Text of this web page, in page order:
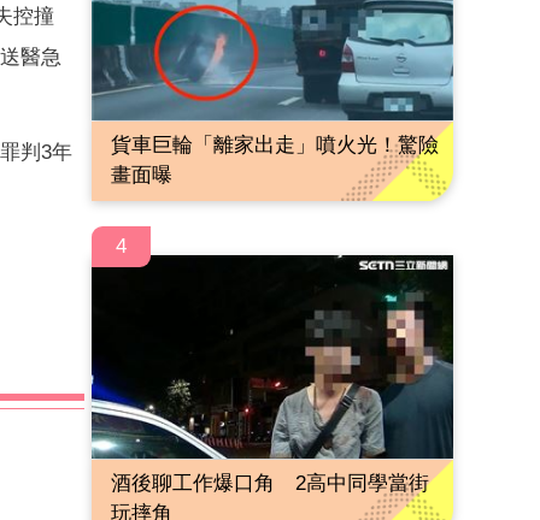
控撞
醫急
判3年
貨車巨輪「離家出走」噴火光！驚險
畫面曝
4
酒後聊工作爆口角 2高中同學當街
玩摔角